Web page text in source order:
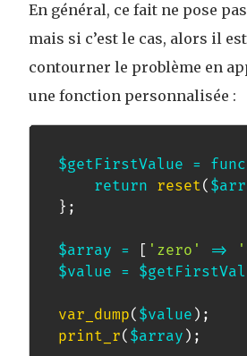
En général, ce fait ne pose
mais si c’est le cas, alors il
contourner le problème en
une fonction personnalisée :
$getFirstValue =
return reset(
} ;
$array = [ 'zero' =>
$value =
var_dump( $value ) ;
print_r( $array ) ;